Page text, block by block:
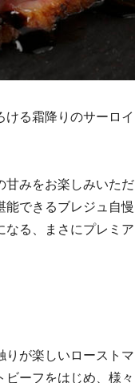
る霜降りのサーロイ
甘みをお楽しみいただ
能できるブレジュ自慢
なる、まさにプレミア
りが楽しいローストマ
ーフをはじめ、様々